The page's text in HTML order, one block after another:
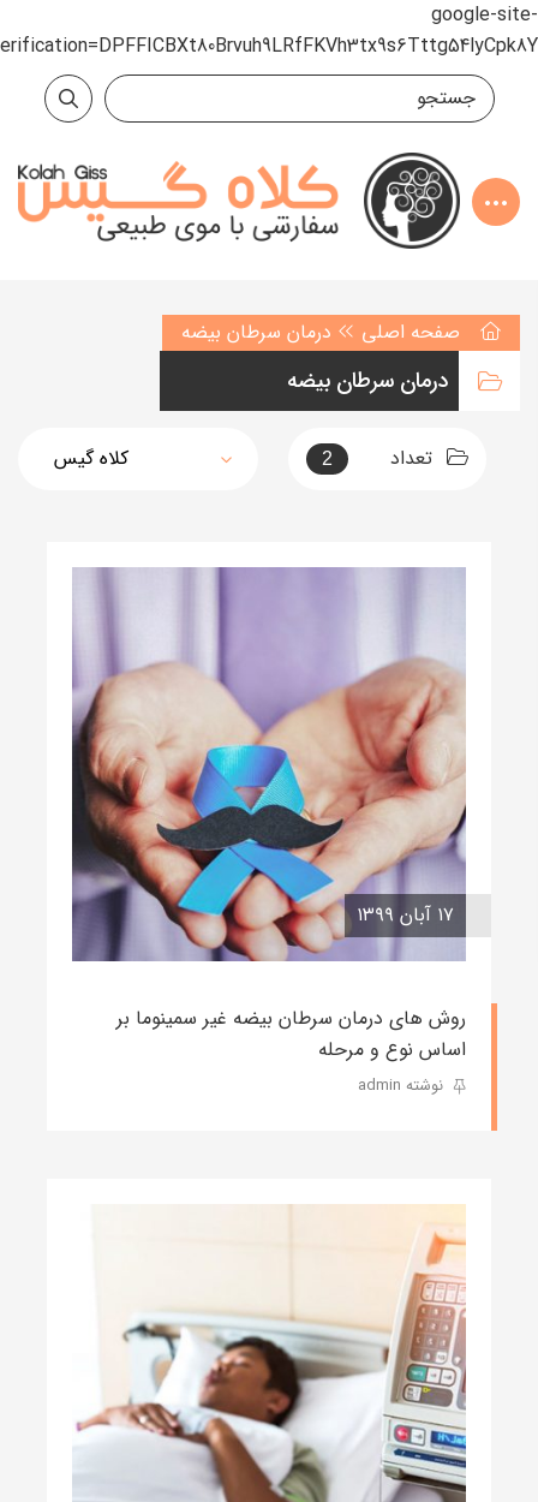
google-site-
صفحه اصلی درمان سرطان بیضه
درمان سرطان بیضه
تعداد 2
۱۷ آبان ۱۳۹۹
روش های درمان سرطان بیضه غیر سمینوما بر
اساس نوع و مرحله
نوشته admin